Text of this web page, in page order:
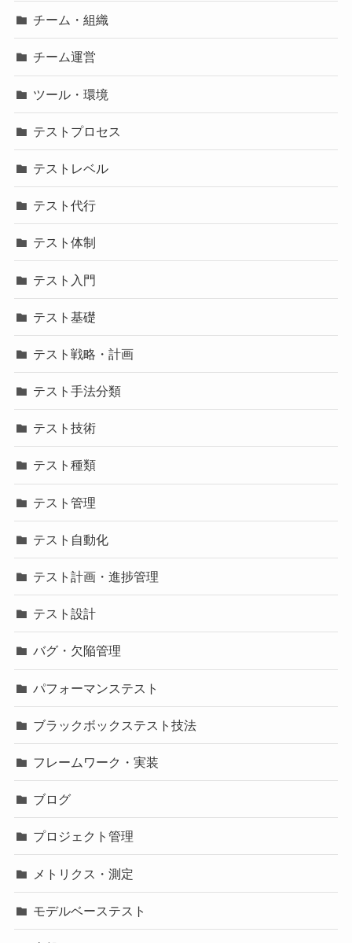
チーム・組織
チーム運営
ツール・環境
テストプロセス
テストレベル
テスト代行
テスト体制
テスト入門
テスト基礎
テスト戦略・計画
テスト手法分類
テスト技術
テスト種類
テスト管理
テスト自動化
テスト計画・進捗管理
テスト設計
バグ・欠陥管理
パフォーマンステスト
ブラックボックステスト技法
フレームワーク・実装
ブログ
プロジェクト管理
メトリクス・測定
モデルベーステスト